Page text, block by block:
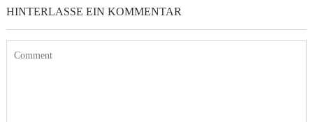
HINTERLASSE EIN KOMMENTAR